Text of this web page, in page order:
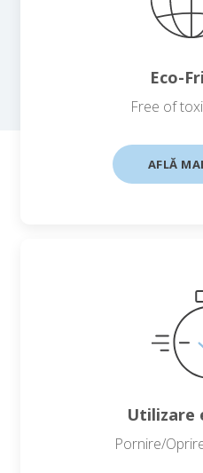
Eco-
Free of
AFLĂ
Utilizare
Pornire/